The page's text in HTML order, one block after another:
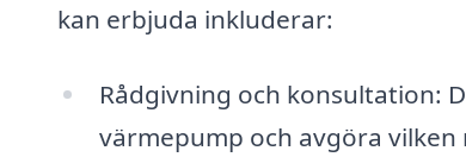
kan erbjuda inkluderar:
Rådgivning och konsultation:
värmepump och avgöra